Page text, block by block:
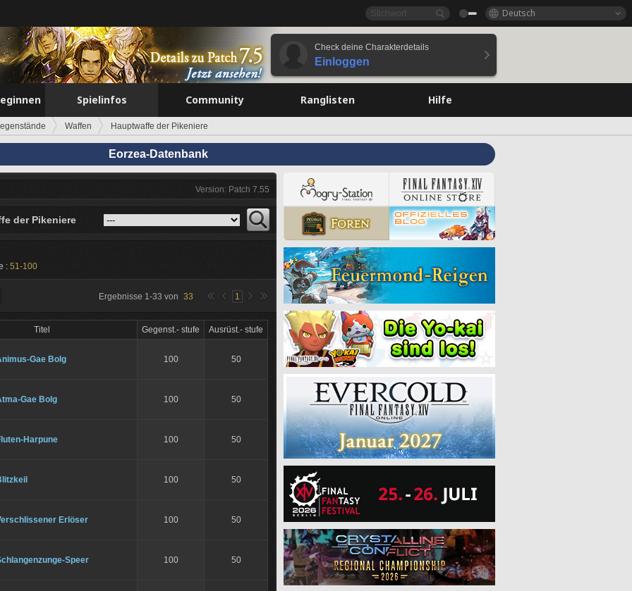
Deutsch
Check deine Charakterdetails
Einloggen
Spielinfos Community Ranglisten Hilfe
Waffen Hauptwaffe der Pikeniere
Eorzea-Datenbank
Version: Patch 7.55
der Pikeniere
: 51-100
Ergebnisse 1-33 von 33 1
Titel Gegenst.- stufe Ausrüst.- stufe
Gae Bolg 100 50
Gae Bolg 100 50
Harpune 100 50
100 50
Erlöser 100 50
Speer 100 50